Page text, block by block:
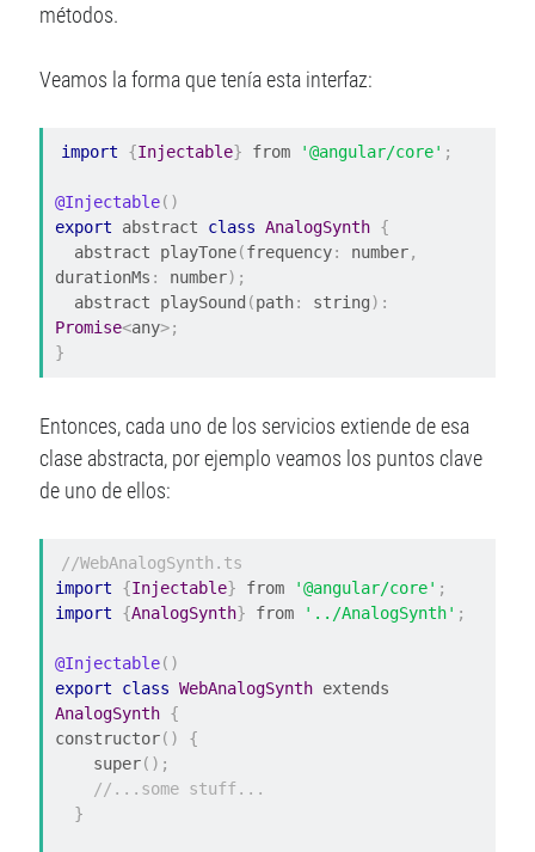
métodos.
Veamos la forma que tenía esta interfaz:
import {Injectable} from '@angular/core' ;
@Injectable()
export abstract class AnalogSynth {
  abstract playTone
(frequency: number,
durationMs : number);
  abstract playSound
(path: string):
Promise<any>;
}
Entonces, cada uno de los servicios extiende de esa
clase abstracta, por ejemplo veamos los puntos clave
de uno de ellos:
//WebAnalogSynth.ts
import
{Injectable} from '@angular/core' ;
import
{AnalogSynth} from '../AnalogSynth' ;
@Injectable()
export
class WebAnalogSynth
AnalogSynth {
constructor()
{
    super
();
//...some stuff...
}